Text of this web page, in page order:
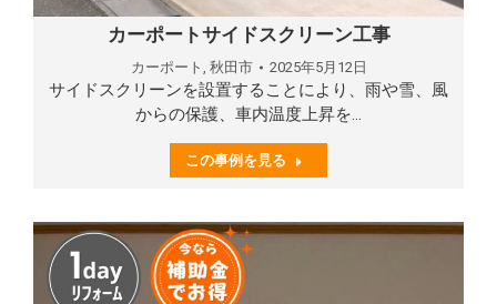
カーポートサイドスクリーン工事
カーポート 秋田市 2025年5月12日
サイドスクリーンを設置することにより、雨や雪、風
からの保護、車内温度上昇を…
この事例を見る